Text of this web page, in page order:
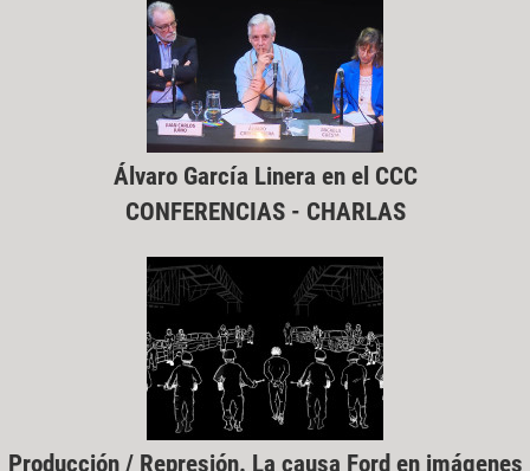
Álvaro García Linera en el CCC
CONFERENCIAS - CHARLAS
Producción / Represión. La causa Ford en imágenes